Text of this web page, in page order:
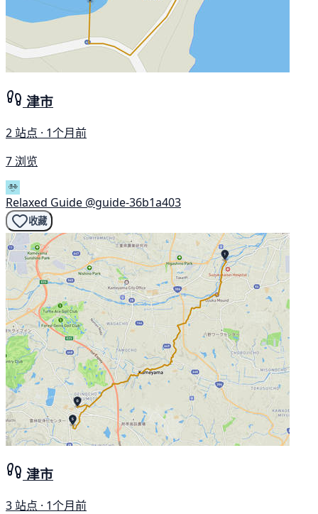
津市
2 站点 · 1个月前
7 浏览
Relaxed Guide @guide-36b1a403
收藏
津市
3 站点 · 1个月前